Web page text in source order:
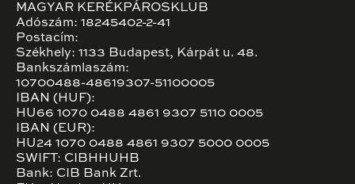
MAGYAR KERÉKPÁROSKLUB
Adószám: 18245402-2-41
Postacím:
Székhely: 1133 Budapest, Kárpát u. 48.
Bankszámlaszám:
10700488-48619307-51100005
IBAN (HUF):
HU66 1070 0488 4861 9307 5110 0005
IBAN (EUR):
HU24 1070 0488 4861 9307 5000 0005
SWIFT: CIBHHUHB
Bank: CIB Bank Zrt.